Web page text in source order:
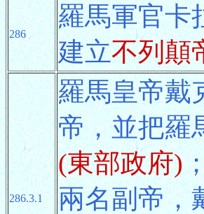
286
羅馬軍官卡
建立不列顛
286.3.1
羅馬皇帝戴
帝，並把羅
(東部政府)
兩名副帝，